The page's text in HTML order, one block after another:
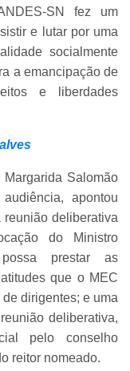
SN fez um
e lutar por uma
socialmente
a emancipação de
e liberdades
Salomão
apontou
deliberativa
do Ministro
prestar as
que o MEC
dirigentes; e uma
deliberativa,
pelo conselho
reitor nomeado.